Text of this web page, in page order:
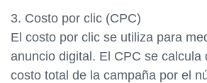
3. Costo por clic (CPC)
El costo por clic se utiliza para
anuncio digital. El CPC se calcula
costo total de la campaña por el